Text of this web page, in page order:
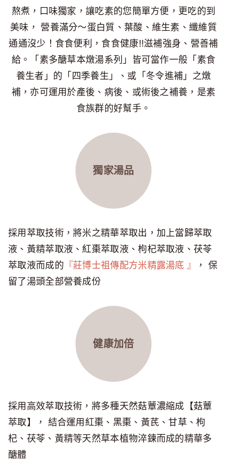
熬煮，口味獨家，讓吃素的您簡單方便，更吃的到
美味， 營養滿分～蛋白質、葉酸、維生素、纖維質
通通沒少！食食便利，食食健康!!滋補強身、營善補
給。「素多醣草本燉湯系列」皆可當作一般「素食
養生者」的「四季養生」、或「冬令進補」之燉
補，亦可運用於產後、病後、或術後之補養，是素
食族群的好幫手。
獨家湯品
採用萃取技術，將米之精華萃取出，加上當歸萃取
液、黃精萃取液、紅棗萃取液、枸杞萃取液、茯苓
萃取液而成的 『莊博士祖傳配方米精露湯底 』
， 保
留了湯頭全部營養成份
健康加倍
採用高效萃取技術，將多種天然菇蕈濃縮成【菇蕈
萃取】， 結合運用紅棗、黑棗、黃芪、甘草、枸
杞、茯苓、黃精等天然草本植物淬鍊而成的精華多
醣體